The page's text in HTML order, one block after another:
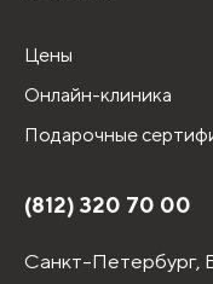
Цены
Онлайн-клиника
Подарочные
(812) 320 70 00
Санкт-Петербург,